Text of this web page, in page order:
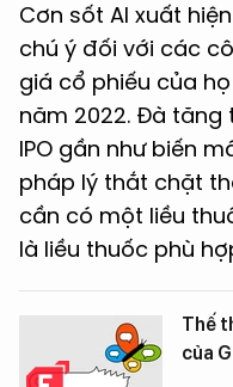
Cơn sốt AI xuất
chú ý đối với các
giá cổ phiếu của
năm 2022. Đà
IPO gần như biến
pháp lý thắt chặt
cần có một liều
là liều thuốc phù
Thế
của